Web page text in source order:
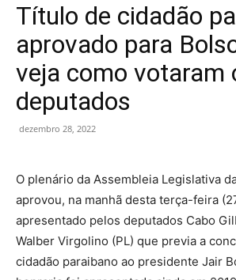
Título de cidadão
aprovado para
veja como votaram
deputados
dezembro 28, 2022
O plenário da Assembleia Legislativa
aprovou, na manhã desta terça-feira
apresentado pelos deputados Cabo
Walber Virgolino (PL) que previa a
cidadão paraibano ao presidente Jair